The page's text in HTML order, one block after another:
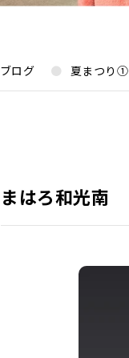
ブログ 夏まつり①
まはろ和光南